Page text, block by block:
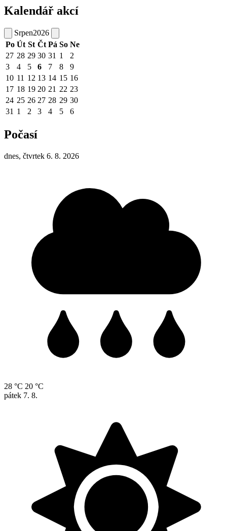
Kalendář akcí
Srpen2026
Po Út St Čt Pá So Ne
27 28 29 30 31 1
2
3
4 5 6 7 8
9
10 11 12 13 14 15 16
17 18 19 20 21 22 23
24 25 26 27 28 29 30
31 1 2 3 4 5 6
Počasí
dnes, čtvrtek 6. 8. 2026
28 °C 20 °C
pátek 7. 8.